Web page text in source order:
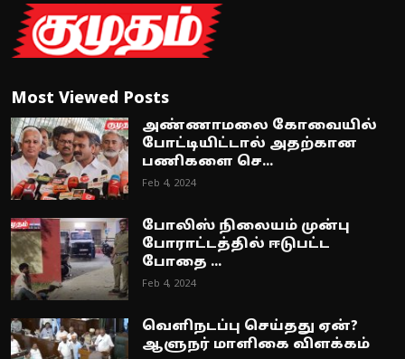
Most Viewed Posts
அண்ணாமலை கோவையில்
போட்டியிட்டால் அதற்கான
பணிகளை செ...
Feb 4, 2024
போலிஸ் நிலையம் முன்பு
போராட்டத்தில் ஈடுபட்ட
போதை ...
Feb 4, 2024
வெளிநடப்பு செய்தது ஏன்?
ஆளுநர் மாளிகை விளக்கம்